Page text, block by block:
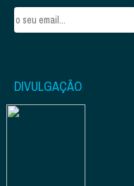
DIVULGAÇÃO